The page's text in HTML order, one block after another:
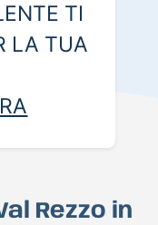
TI
LA TUA
Rezzo in